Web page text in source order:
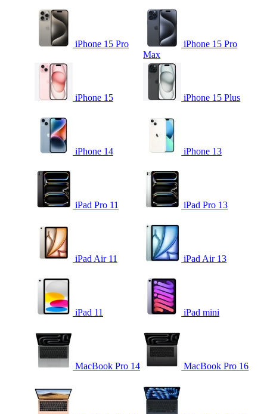
iPhone 15 Pro
iPhone 15 Pro
Max
iPhone 15 iPhone 15 Plus
iPhone 14 iPhone 13
iPad Pro 11 iPad Pro 13
iPad Air 11 iPad Air 13
iPad 11 iPad mini
MacBook Pro 14 MacBook Pro 16